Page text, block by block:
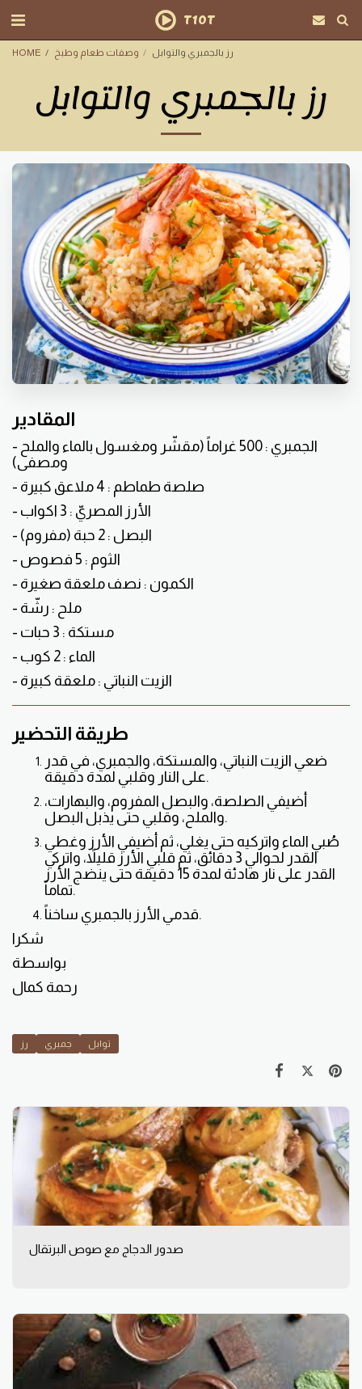
T10T
HOME وصفات طعام وطبخ رز بالجمبري والتوابل
رز بالجمبري والتوابل
المقادير
- الجمبري : 500 غراماً (مقشّر ومغسول بالماء والملح
ومصفى)
- صلصة طماطم : 4 ملاعق كبيرة
- الأرز المصريّ : 3 اكواب
- البصل : 2 حبة (مفروم)
- الثوم : 5 فصوص
- الكمون : نصف ملعقة صغيرة
- ملح : رشّة
- مستكة : 3 حبات
- الماء : 2 كوب
- الزيت النباتي : ملعقة كبيرة
طريقة التحضير
ضعي الزيت النباتي، والمستكة، والجمبري، في قدر
على النار وقلبي لمدة دقيقة.
أضيفي الصلصة، والبصل المفروم، والبهارات،
والملح، وقلبي حتى يذبل البصل.
صُبي الماء واتركيه حتى يغلي، ثم أضيفي الأرز وغطي
القدر لحوالي 3 دقائق، ثم قلبي الأرز قليلاً، واتركي
القدر على نار هادئة لمدة 15 دقيقة حتى ينضج الأرز
تماماً.
قدمي الأرز بالجمبري ساخناً.
شكرا
بواسطة
رحمة كمال
رز جمبري توابل
صدور الدجاج مع صوص البرتقال